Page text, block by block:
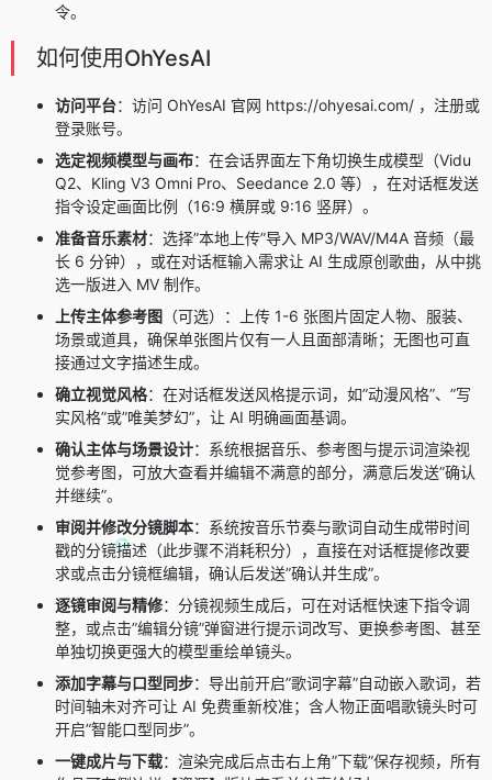
令。
如何使用OhYesAI
访问平台：访问 OhYesAI 官网 https://ohyesai.com/ ，注册或
登录账号。
选定视频模型与画布：在会话界面左下角切换生成模型（Vidu
Q2、Kling V3 Omni Pro、Seedance 2.0 等），在对话框发送
指令设定画面比例（16:9 横屏或 9:16 竖屏）。
准备音乐素材：选择”本地上传”导入 MP3/WAV/M4A 音频（最
长 6 分钟），或在对话框输入需求让 AI 生成原创歌曲，从中挑
选一版进入 MV 制作。
上传主体参考图 （可选）：上传 1-6 张图片固定人物、服装、
场景或道具，确保单张图片仅有一人且面部清晰；无图也可直
接通过文字描述生成。
确立视觉风格：在对话框发送风格提示词，如”动漫风格”、”写
实风格”或”唯美梦幻”，让 AI 明确画面基调。
确认主体与场景设计：系统根据音乐、参考图与提示词渲染视
觉参考图，可放大查看并编辑不满意的部分，满意后发送”确认
并继续”。
审阅并修改分镜脚本：系统按音乐节奏与歌词自动生成带时间
戳的分镜描述（此步骤不消耗积分），直接在对话框提修改要
求或点击分镜框编辑，确认后发送”确认并生成”。
逐镜审阅与精修：分镜视频生成后，可在对话框快速下指令调
整，或点击”编辑分镜”弹窗进行提示词改写、更换参考图、甚至
单独切换更强大的模型重绘单镜头。
添加字幕与口型同步：导出前开启”歌词字幕”自动嵌入歌词，若
时间轴未对齐可让 AI 免费重新校准；含人物正面唱歌镜头时可
开启”智能口型同步”。
一键成片与下载：渲染完成后点击右上角”下载”保存视频，所有